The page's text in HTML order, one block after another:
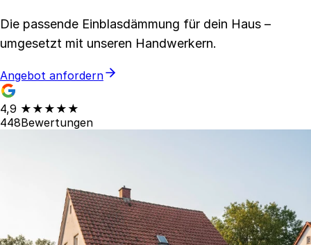
Die passende Einblasdämmung für dein Haus –
umgesetzt mit unseren Handwerkern.
Angebot anfordern
4,9 ★★★★★
448Bewertungen